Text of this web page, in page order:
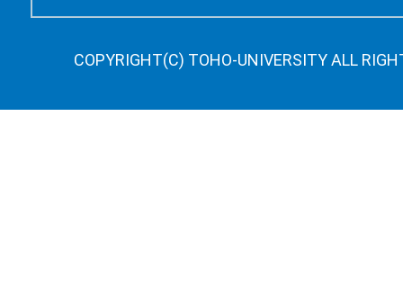
COPYRIGHT(C) TOHO-UNIVERSITY ALL